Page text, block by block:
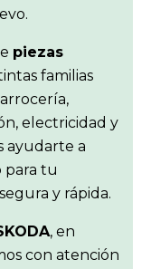
piezas
familias
electricidad y
ayudarte a
para tu
y rápida.
, en
con atención